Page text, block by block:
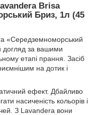
Brisa
Бриз, 1л (45
«Середземноморський
догляд за вашими
етапі прання. Засіб
на дотик і
ефект. Дбайливо
насиченість кольорів і
З Lavandera вони